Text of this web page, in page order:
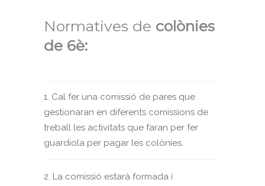
Normatives de colònies
de 6è:
1. Cal fer una comissió de pares que
gestionaran en diferents comissions de
treball les activitats que faran per fer
guardiola per pagar les colònies.
2. La comissió estarà formada i